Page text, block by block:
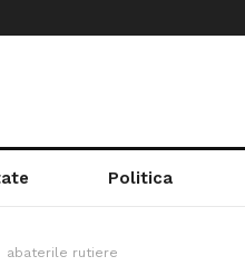
Politica
abaterile rutiere